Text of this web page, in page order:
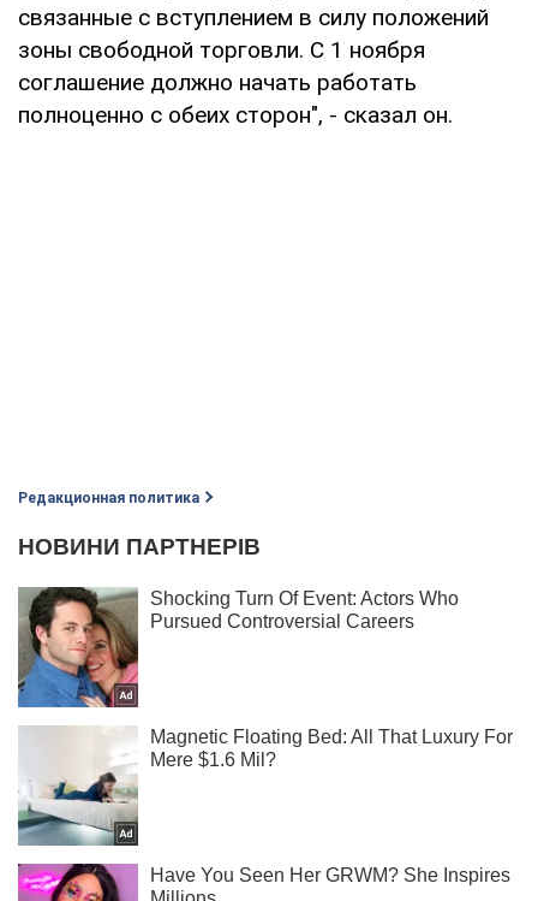
связанные с вступлением в силу положений
зоны свободной торговли. С 1 ноября
соглашение должно начать работать
полноценно с обеих сторон", - сказал он.
Редакционная политика